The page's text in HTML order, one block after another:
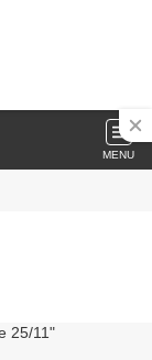
MENU